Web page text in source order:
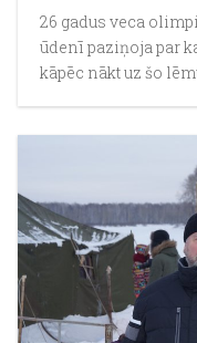
26 gadus veca
ūdenī paziņoja par
kāpēc nākt uz šo